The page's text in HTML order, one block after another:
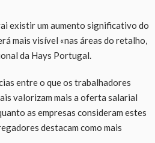
existir um aumento significativo do
mais visível «nas áreas do retalho,
da Hays Portugal.
entre o que os trabalhadores
valorizam mais a oferta salarial
as empresas consideram estes
destacam como mais